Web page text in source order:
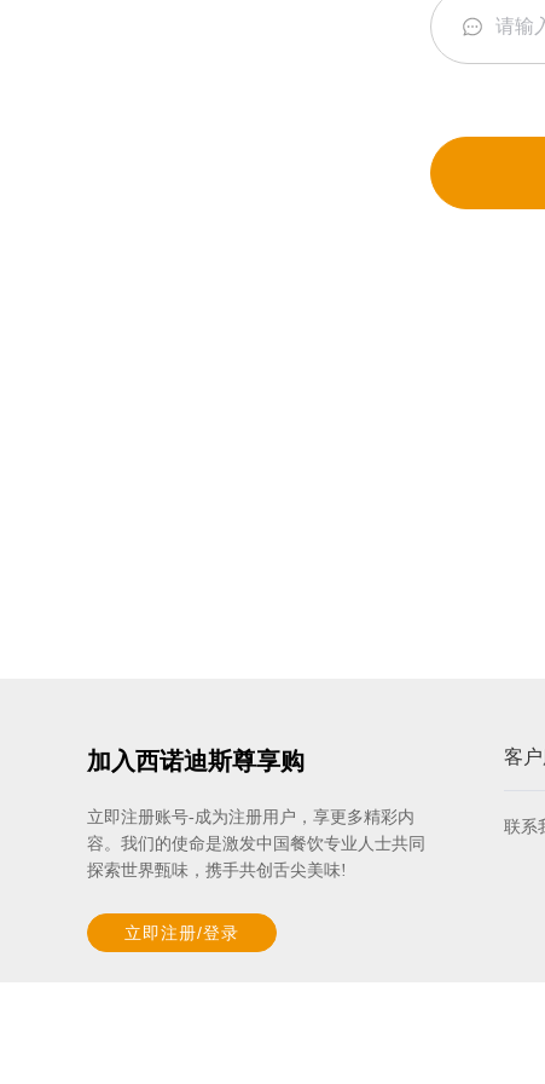
加入西诺迪斯尊享购
立即注册账号-成为注册用户，享更多精彩内
容。我们的使命是激发中国餐饮专业人士共同
探索世界甄味，携手共创舌尖美味!
立即注册/登录
客
联系